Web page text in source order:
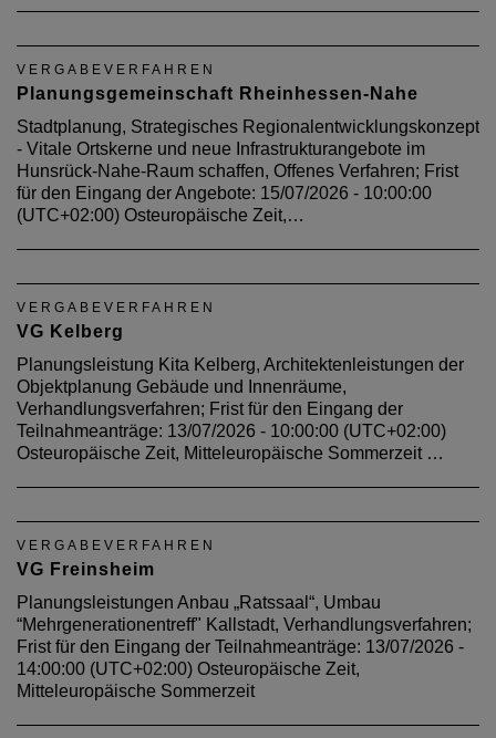
VERGABEVERFAHREN
Planungsgemeinschaft Rheinhessen-Nahe
Stadtplanung, Strategisches Regionalentwicklungskonzept
- Vitale Ortskerne und neue Infrastrukturangebote im
Hunsrück-Nahe-Raum schaffen, Offenes Verfahren; Frist
für den Eingang der Angebote: 15/07/2026 - 10:00:00
(UTC+02:00) Osteuropäische Zeit,…
VERGABEVERFAHREN
VG Kelberg
Planungsleistung Kita Kelberg, Architektenleistungen der
Objektplanung Gebäude und Innenräume,
Verhandlungsverfahren; Frist für den Eingang der
Teilnahmeanträge: 13/07/2026 - 10:00:00 (UTC+02:00)
Osteuropäische Zeit, Mitteleuropäische Sommerzeit …
VERGABEVERFAHREN
VG Freinsheim
Planungsleistungen Anbau „Ratssaal“, Umbau
“Mehrgenerationentreff" Kallstadt, Verhandlungsverfahren;
Frist für den Eingang der Teilnahmeanträge: 13/07/2026 -
14:00:00 (UTC+02:00) Osteuropäische Zeit,
Mitteleuropäische Sommerzeit